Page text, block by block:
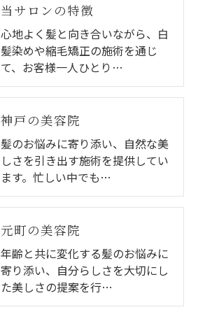
当サロンの特徴
心地よく髪と向き合いながら、白
髪染めや縮毛矯正の施術を通じ
て、お客様一人ひとり…
神戸の美容院
髪のお悩みに寄り添い、自然な美
しさを引き出す施術を提供してい
ます。忙しい中でも…
元町の美容院
年齢と共に変化する髪のお悩みに
寄り添い、自分らしさを大切にし
た美しさの提案を行…